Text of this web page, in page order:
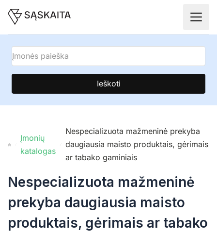
Ieškoti
Įmonių
katalogas
Nespecializuota mažmeninė prekyba
daugiausia maisto produktais, gėrimais
ar tabako gaminiais
Nespecializuota mažmeninė
prekyba daugiausia maisto
produktais, gėrimais ar tabako